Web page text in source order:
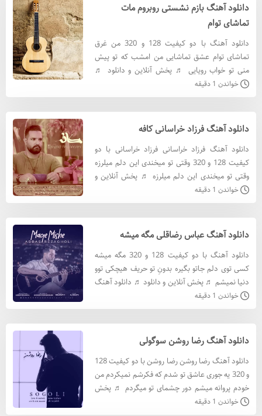
دانلود آهنگ بازم نشستی روبروم مات
تماشای توام
دانلود آهنگ با دو کیفیت 128 و 320 من غرق
تماشای توام عشق تماشایی من امشب که تو پیش
منی تو خواب رویایی ♬ پخش آنلاین و دانلود ♬
خواندن 1 دقیقه
دانلود آهنگ فرزاد خراسانی کافه
دانلود آهنگ فرزاد خراسانی فرزاد خراسانی با دو
کیفیت 128 و 320 وقتی تو میخندی این دلم میلرزه
وقتی تو میخندی این دلم میلرزه ♬ پخش آنلاین و
دانلود آه
خواندن 1 دقیقه
دانلود آهنگ عباس رضاقلی مگه میشه
دانلود آهنگ با دو کیفیت 128 و 320 مگه میشه
کسی توی دلم جاتو بگیره بدونِ تو حریف هیچکی توو
دنیا نمیشم ♬ پخش آنلاین و دانلود ♬ دانلود آهنگ
آهنگ هنوز ت
خواندن 1 دقیقه
دانلود آهنگ رضا روشن سوگولی
دانلود آهنگ رضا روشن رضا روشن با دو کیفیت 128
و 320 یه جوری عاشق تو شدم که فکرشم نمیکردم من
خودم پروانه میشم دور چشمای تو میگردم ♬ پخش
آنلاین و دانلود ♬ دانلود آهنگ رضا روشن با کيفيت
خواندن 1 دقیقه